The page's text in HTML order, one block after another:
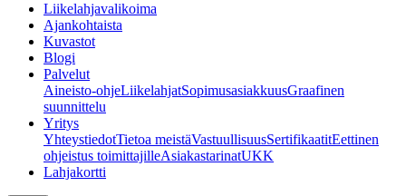
Liikelahjavalikoima
Ajankohtaista
Kuvastot
Blogi
Palvelut
Aineisto-ohjeLiikelahjatSopimusasiakkuusGraafinen
suunnittelu
Yritys
YhteystiedotTietoa meistäVastuullisuusSertifikaatitEettinen
ohjeistus toimittajilleAsiakastarinatUKK
Lahjakortti